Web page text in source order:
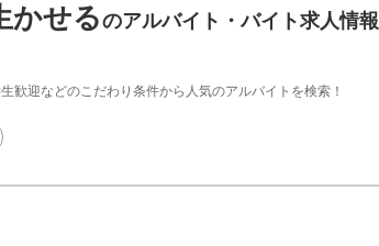
かせるのアルバイト・バイト求人情報
歓迎などのこだわり条件から人気のアルバイトを検索！